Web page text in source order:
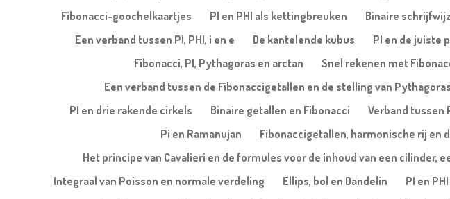
Fibonacci-goochelkaartjes
PI en PHI als kettingbreuken Binaire
Een verband tussen PI, PHI, i en e
De kantelende kubus PI en de juiste
Fibonacci, PI, Pythagoras en arctan
Snel rekenen met
Een verband tussen de Fibonaccigetallen en de stelling van Pythagoras
PI en drie rakende cirkels
Binaire getallen en Fibonacci Verband tussen
Pi en Ramanujan
Fibonaccigetallen, harmonische rij en
Het principe van Cavalieri en de formules voor de inhoud van een cilinder,
Integraal van Poisson en normale verdeling
Ellips, bol en Dandelin PI en PHI